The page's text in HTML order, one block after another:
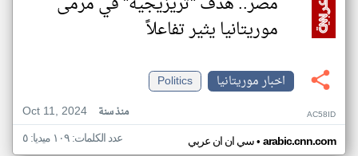
موريتانيا يثير تفاعلاً
اخبار موريتانيا
Politics
Oct 11, 2024
منذ سنة AC58ID
سي ان ان عربي• arabic.cnn.com عدد الكلمات: ١٠٩ ميديا: ٥